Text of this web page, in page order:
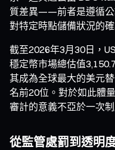
質差異——前者是遵循公
對特定時點儲備狀況的確
截至2026年3月30日，
穩定幣市場總估值
其成為全球最大的美元
名前20位。對於如此體
審計的意義不亞於一次
從監管處罰到透明